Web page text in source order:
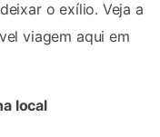
o exílio. Veja a
viagem aqui em
local